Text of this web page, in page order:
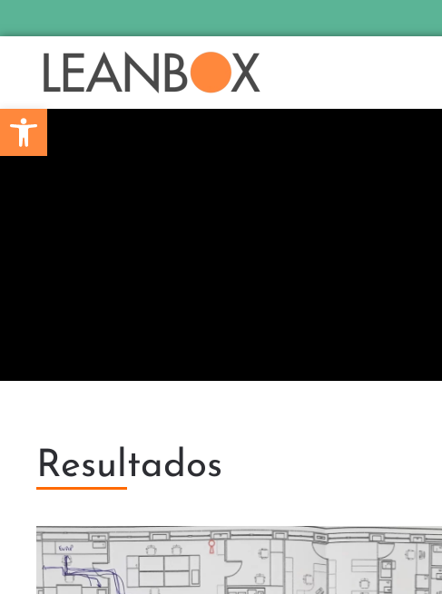
Barra de Ferramentas Aberta
Resultados